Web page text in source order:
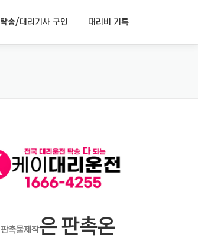
탁송/대리기사 구인 대리비 기록
판촉물제작은 판촉온